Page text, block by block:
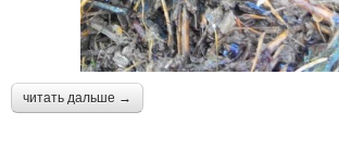
читать дальше →